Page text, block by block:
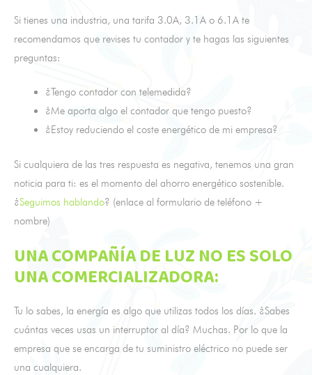
Si tienes una industria, una tarifa 3.0A, 3.1A o 6.1A te
recomendamos que revises tu contador y te hagas las siguientes
preguntas:
¿Tengo contador con telemedida?
¿Me aporta algo el contador que tengo puesto?
¿Estoy reduciendo el coste energético de mi empresa?
Si cualquiera de las tres respuesta es negativa, tenemos una gran
noticia para ti: es el momento del ahorro energético sostenible.
¿Seguimos hablando? (enlace al formulario de teléfono +
nombre)
UNA COMPAÑÍA DE LUZ NO ES SOLO
UNA COMERCIALIZADORA:
Tu lo sabes, la energía es algo que utilizas todos los días. ¿Sabes
cuántas veces usas un interruptor al día? Muchas. Por lo que la
empresa que se encarga de tu suministro eléctrico no puede ser
una cualquiera.